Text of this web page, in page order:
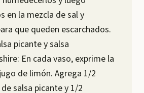
en la mezcla de sal y
que queden escarchados.
picante y salsa
En cada vaso, exprime la
de limón. Agrega 1/2
salsa picante y 1/2